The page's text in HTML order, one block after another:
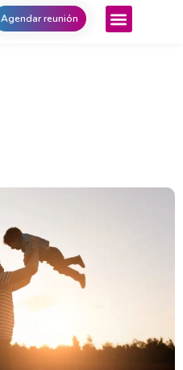
Agendar reunión